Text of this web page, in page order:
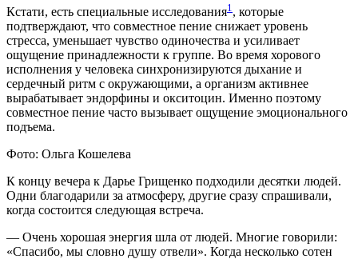
Кстати, есть специальные исследования1 , которые
подтверждают, что совместное пение снижает уровень
стресса, уменьшает чувство одиночества и усиливает
ощущение принадлежности к группе. Во время хорового
исполнения у человека синхронизируются дыхание и
сердечный ритм с окружающими, а организм активнее
вырабатывает эндорфины и окситоцин. Именно поэтому
совместное пение часто вызывает ощущение эмоционального
подъема.
Фото: Ольга Кошелева
К концу вечера к Дарье Грищенко подходили десятки людей.
Одни благодарили за атмосферу, другие сразу спрашивали,
когда состоится следующая встреча.
— Очень хорошая энергия шла от людей. Многие говорили:
«Спасибо, мы словно душу отвели». Когда несколько сотен